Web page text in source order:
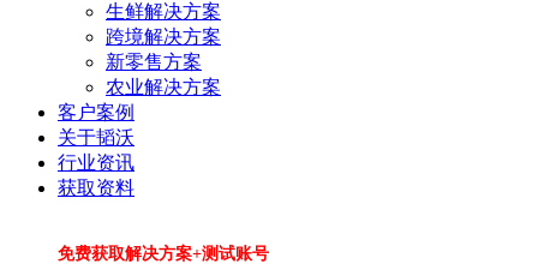
生鲜解决方案
跨境解决方案
新零售方案
农业解决方案
客户案例
关于韬沃
行业资讯
获取资料
免费获取解决方案+测试账号